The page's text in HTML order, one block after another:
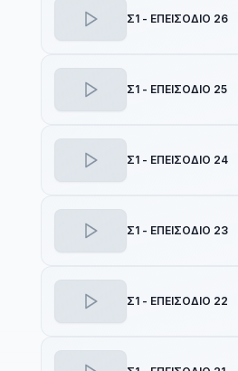
Σ1 - ΕΠΕΙΣΟΔΙΟ 26
Σ1 - ΕΠΕΙΣΟΔΙΟ 25
Σ1 - ΕΠΕΙΣΟΔΙΟ 24
Σ1 - ΕΠΕΙΣΟΔΙΟ 23
Σ1 - ΕΠΕΙΣΟΔΙΟ 22